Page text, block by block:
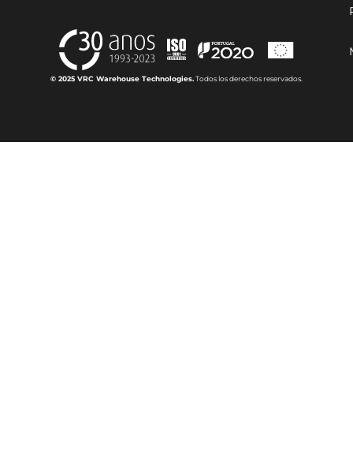
© 2025 VRC Warehouse Technologies.Todos los derechos reservados.